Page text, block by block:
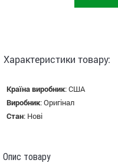
Характеристики товару:
Країна виробник:США
Виробник:Оригінал
Стан: Нові
Опис товару